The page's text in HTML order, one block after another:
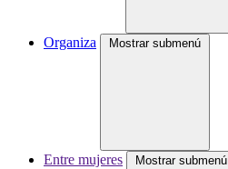
Organiza Mostrar submenú
Entre mujeres Mostrar submenú